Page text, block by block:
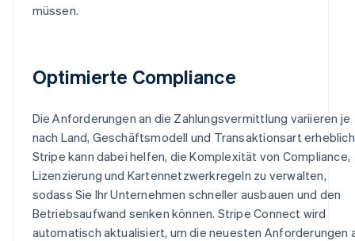
müssen.
Optimierte Compliance
Die Anforderungen an die Zahlungsvermittlung variieren je
nach Land, Geschäftsmodell und Transaktionsart
Stripe kann dabei helfen, die Komplexität von Compliance,
Lizenzierung und Kartennetzwerkregeln zu verwalten,
sodass Sie Ihr Unternehmen schneller ausbauen und den
Betriebsaufwand senken können. Stripe Connect wird
automatisch aktualisiert, um die neuesten Anforderungen